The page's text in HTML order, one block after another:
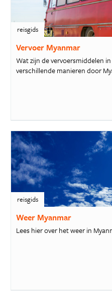
reisgids
Vervoer Myanmar
Wat zijn de vervoersmiddelen
verschillende manieren door
reisgids
Weer Myanmar
Lees hier over het weer in